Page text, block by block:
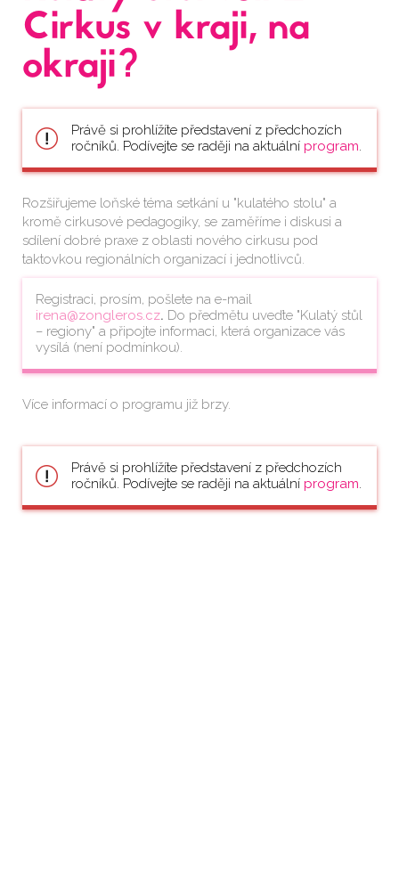
Cirkus v kraji, na
okraji?
Právě si prohlížíte představení z předchozích
ročníků. Podívejte se raději na aktuální program.
Rozšiřujeme loňské téma setkání u "kulatého stolu" a
kromě cirkusové pedagogiky, se zaměříme i diskusi a
sdílení dobré praxe z oblasti nového cirkusu pod
taktovkou regionálních organizací i jednotlivců.
Registraci, prosím, pošlete na e-mail
irena@zongleros.cz. Do předmětu uveďte "Kulatý stůl
– regiony" a připojte informaci, která organizace vás
vysílá (není podmínkou).
Více informací o programu již brzy.
Právě si prohlížíte představení z předchozích
ročníků. Podívejte se raději na aktuální program.